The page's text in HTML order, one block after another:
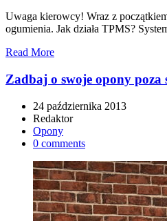
Uwaga kierowcy! Wraz z
ogumienia. Jak działa TPMS?
Read More
Zadbaj o swoje opony poza
24 października 2013
Redaktor
Opony
0 comments